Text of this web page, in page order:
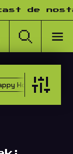
de
Hour dos Amigos